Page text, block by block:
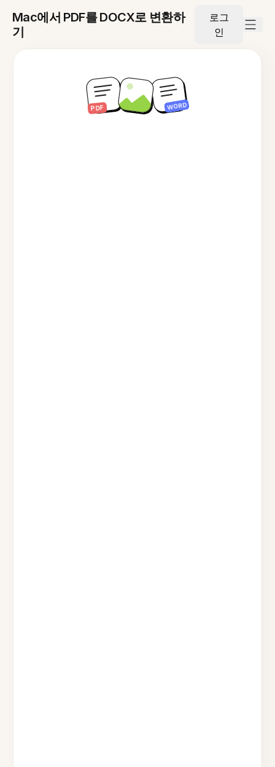
Mac에서 PDF를 DOCX로 변환하
기
로그
인